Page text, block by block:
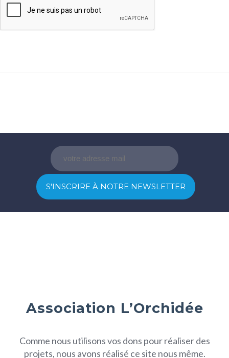
Association L’Orchidée
Comme nous utilisons vos dons pour réaliser des
projets, nous avons réalisé ce site nous même.